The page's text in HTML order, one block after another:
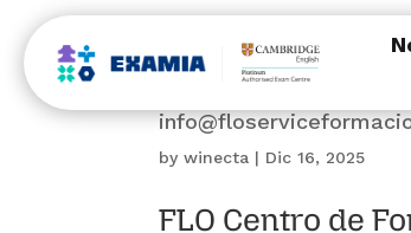
FLO Centro de
bywinecta | Dic 16, 2025
Dirección: Avenida